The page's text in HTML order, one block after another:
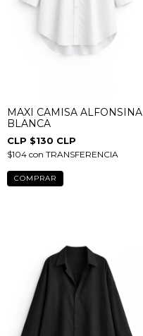
MAXI CAMISA ALFONSINA
BLANCA
$130 CLP
$104 con TRANSFERENCIA
COMPRAR